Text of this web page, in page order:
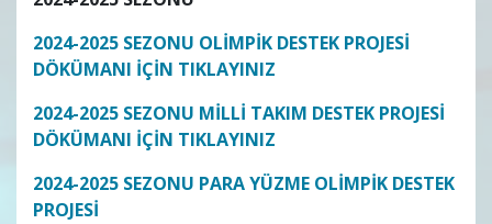
2024-2025 SEZONU OLİMPİK DESTEK PROJESİ
DÖKÜMANI İÇİN TIKLAYINIZ
2024-2025 SEZONU MİLLİ TAKIM DESTEK PROJESİ
DÖKÜMANI İÇİN TIKLAYINIZ
2024-2025 SEZONU PARA YÜZME OLİMPİK DESTEK
PROJESİ